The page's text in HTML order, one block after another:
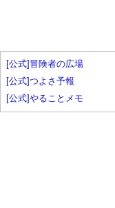
[公式]冒険者の広場
[公式]つよさ予報
[公式]やることメモ